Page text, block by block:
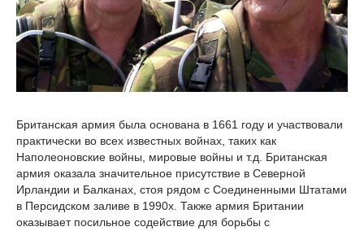
Британская армия была основана в 1661 году и участвовали
практически во всех известных войнах, таких как
Наполеоновские войны, мировые войны и т.д. Британская
армия оказала значительное присутствие в Северной
Ирландии и Балканах, стоя рядом с Соединенными Штатами
в Персидском заливе в 1990х. Также армия Британии
оказывает посильное содействие для борьбы с